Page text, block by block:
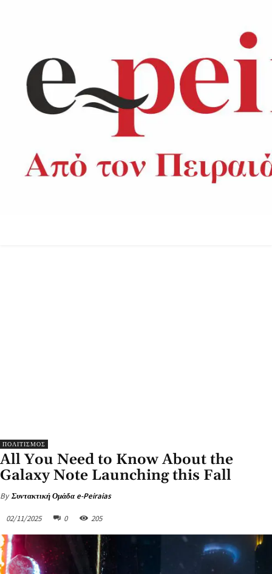
ΠΟΛΙΤΙΣΜΟΣ
All You Need to Know About the
Galaxy Note Launching this Fall
By Συντακτική Ομάδα e-Peiraias
02/11/2025 0 205